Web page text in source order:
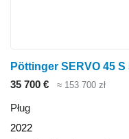
Pöttinger SERVO 45
35 700 €
≈ 153 700 zł
Pług
2022